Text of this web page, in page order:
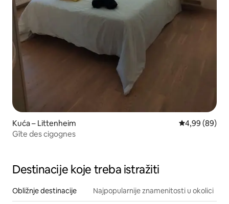
Kuća – Littenheim Prosječna
4,99 (89)
Gîte des cigognes
Destinacije koje treba istražiti
Obližnje destinacije Najpopularnije znamenitosti u okolici